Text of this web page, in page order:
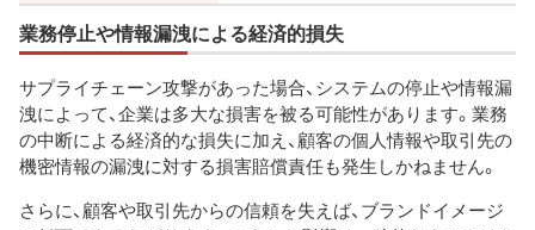
業務停止や情報漏洩による経済的損失
サプライチェーン攻撃があった場合、システムの停止や情報漏
洩によって、企業は多大な損害を被る可能性があります。業務
の中断による経済的な損失に加え、顧客の個人情報や取引先の
機密情報の漏洩に対する損害賠償責任も発生しかねません。
さらに、顧客や取引先からの信頼を失えば、ブランドイメージ